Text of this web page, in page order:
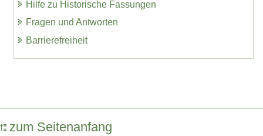
Hilfe zu Historische Fassungen
Fragen und Antworten
Barrierefreiheit
zum Seitenanfang